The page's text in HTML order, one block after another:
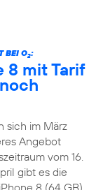
BEI O2:
8 mit Tarif
sich im März
Angebot
vom 16.
gibt es die
8 (64 GB)